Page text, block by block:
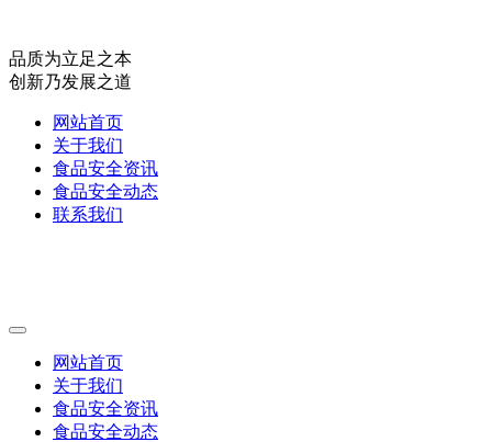
品质为立足之本
创新乃发展之道
网站首页
关于我们
食品安全资讯
食品安全动态
联系我们
网站首页
关于我们
食品安全资讯
食品安全动态